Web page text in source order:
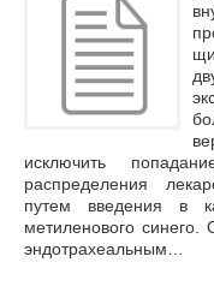
исключить
распределения
путем введения в
метиленового
эндотрахеальным…